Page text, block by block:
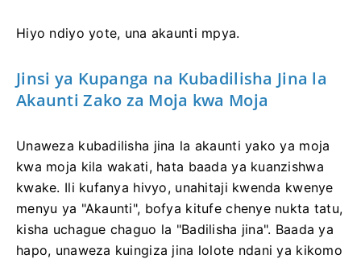
Hiyo ndiyo yote, una akaunti mpya.
Jinsi ya Kupanga na Kubadilisha Jina la
Akaunti Zako za Moja kwa Moja
Unaweza kubadilisha jina la akaunti yako ya moja
kwa moja kila wakati, hata baada ya kuanzishwa
kwake. Ili kufanya hivyo, unahitaji kwenda kwenye
menyu ya "Akaunti", bofya kitufe chenye nukta tatu,
kisha uchague chaguo la "Badilisha jina". Baada ya
hapo, unaweza kuingiza jina lolote ndani ya kikomo